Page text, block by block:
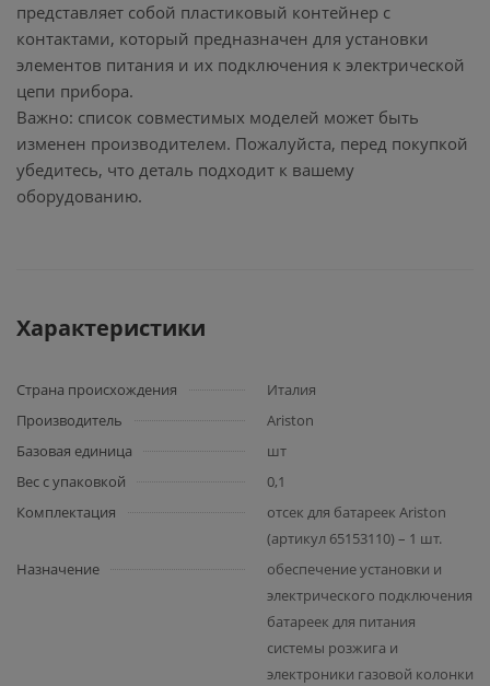
представляет собой пластиковый контейнер с
контактами, который предназначен для установки
элементов питания и их подключения к электрической
цепи прибора.
Важно: список совместимых моделей может быть
изменен производителем. Пожалуйста, перед покупкой
убедитесь, что деталь подходит к вашему
оборудованию.
Характеристики
Страна происхождения
Италия
Производитель
Ariston
Базовая единица
шт
Вес с упаковкой
0,1
Комплектация
отсек для батареек Ariston
(артикул 65153110) – 1 шт.
Назначение
обеспечение установки и
электрического подключения
батареек для питания
системы розжига и
электроники газовой колонки